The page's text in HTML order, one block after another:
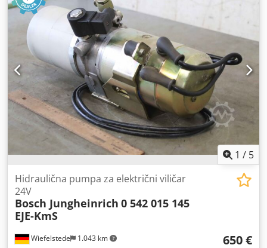
1 / 5
Wiefelstede 1.043 km
Hidraulična pumpa za električni viličar
24V
Bosch Jungheinrich 0 542 015 145
EJE-KmS
650 €